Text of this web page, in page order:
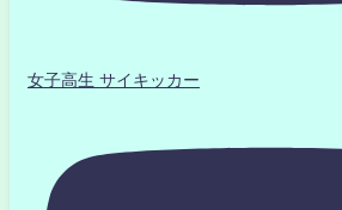
女子高生 サイキッカー